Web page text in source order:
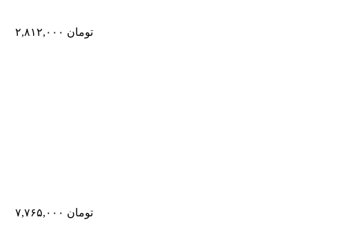
تومان
تومان